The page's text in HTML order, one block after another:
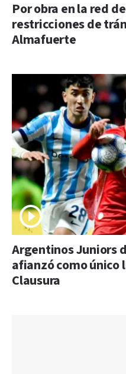
Por obra en la red
restricciones de
Almafuerte
Argentinos Juniors
afianzó como único
Clausura